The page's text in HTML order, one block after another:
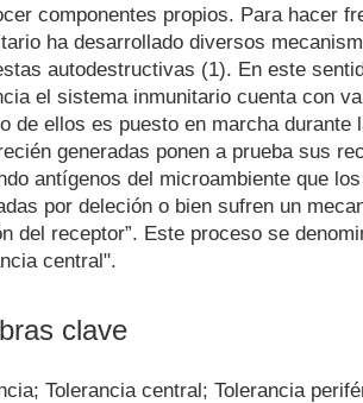
componentes propios. Para hacer
ha desarrollado diversos
autodestructivas (1). En este
el sistema inmunitario cuenta con
de ellos es puesto en marcha durante
generadas ponen a prueba sus
antígenos del microambiente que
por deleción o bien sufren un
del receptor”. Este proceso se
central".
clave
Tolerancia central; Tolerancia